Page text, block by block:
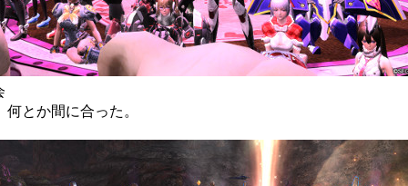
とか間に合った。